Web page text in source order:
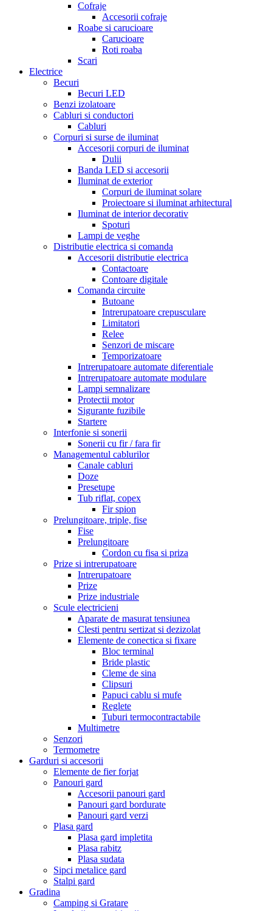
Cofraje
Accesorii cofraje
Roabe si carucioare
Carucioare
Roti roaba
Scari
Electrice
Becuri
Becuri LED
Benzi izolatoare
Cabluri si conductori
Cabluri
Corpuri si surse de iluminat
Accesorii corpuri de iluminat
Dulii
Banda LED si accesorii
Iluminat de exterior
Corpuri de iluminat solare
Proiectoare si iluminat arhitectural
Iluminat de interior decorativ
Spoturi
Lampi de veghe
Distributie electrica si comanda
Accesorii distributie electrica
Contactoare
Contoare digitale
Comanda circuite
Butoane
Intrerupatoare crepusculare
Limitatori
Relee
Senzori de miscare
Temporizatoare
Intrerupatoare automate diferentiale
Intrerupatoare automate modulare
Lampi semnalizare
Protectii motor
Sigurante fuzibile
Startere
Interfonie si sonerii
Sonerii cu fir / fara fir
Managementul cablurilor
Canale cabluri
Doze
Presetupe
Tub riflat, copex
Fir spion
Prelungitoare, triple, fise
Fise
Prelungitoare
Cordon cu fisa si priza
Prize si intrerupatoare
Intrerupatoare
Prize
Prize industriale
Scule electricieni
Aparate de masurat tensiunea
Clesti pentru sertizat si dezizolat
Elemente de conectica si fixare
Bloc terminal
Bride plastic
Cleme de sina
Clipsuri
Papuci cablu si mufe
Reglete
Tuburi termocontractabile
Multimetre
Senzori
Termometre
Garduri si accesorii
Elemente de fier forjat
Panouri gard
Accesorii panouri gard
Panouri gard bordurate
Panouri gard verzi
Plasa gard
Plasa gard impletita
Plasa rabitz
Plasa sudata
Sipci metalice gard
Stalpi gard
Gradina
Camping si Gratare